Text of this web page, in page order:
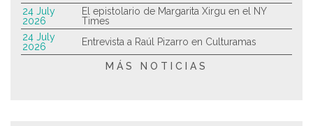
24 July
2026
El epistolario de Margarita Xirgu en el NY
Times
24 July
2026
Entrevista a Raúl Pizarro en Culturamas
MÁS NOTICIAS